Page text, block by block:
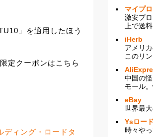
」を適用したほう
定クーポンはこちら
ィング・ロードタ
マイプ
激安プ
上で送
iHerb
アメリ
このリ
中国の
モール
eBay
世界最
Ysロー
時々や